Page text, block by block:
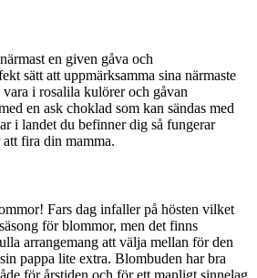
en given gåva och
sätt att uppmärksamma sina närmaste
en ask choklad som kan sändas med
i landet du befinner dig så fungerar
fira din mamma.
Fars dag infaller på hösten vilket
för blommor, men det finns
arrangemang att välja mellan för den
extra. Blombuden har bra
för årstiden och för ett manligt sinnelag